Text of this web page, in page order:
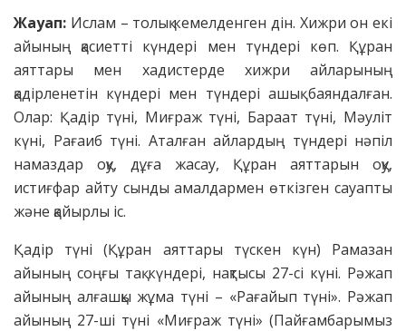
Жауап: Ислам – толық кемелденген дін. Хижри он екі
айының қасиетті күндері мен түндері көп. Құран
аяттары мен хадистерде хижри айларының
қадірленетін күндері мен түндері ашық баяндалған.
Олар: Қадір түні, Миғраж түні, Бараат түні, Мәуліт
күні, Рағаиб түні. Аталған айлардың түндері нәпіл
намаздар оқу, дұға жасау, Құран аяттарын оқу,
истиғфар айту сынды амалдармен өткізген сауапты
және қайырлы іс.
Қадір түні (Құран аяттары түскен күн) Рамазан
айының соңғы тақ күндері, нақтысы 27-сі күні. Рәжап
айының алғашқы жұма түні – «Рағайып түні». Рәжап
айының 27-ші түні «Миғраж түні» (Пайғамбарымыз